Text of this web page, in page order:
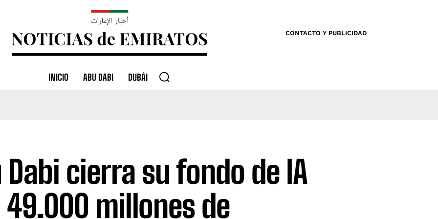
CONTACTO Y PUBLICIDAD
INICIO ABU DABI DUBÁI
Dabi cierra su fondo de IA
millones de